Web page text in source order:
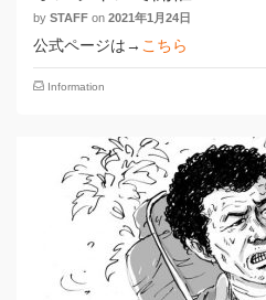
by STAFF on 2021年1月24日
公式ページは→ こちら
Information